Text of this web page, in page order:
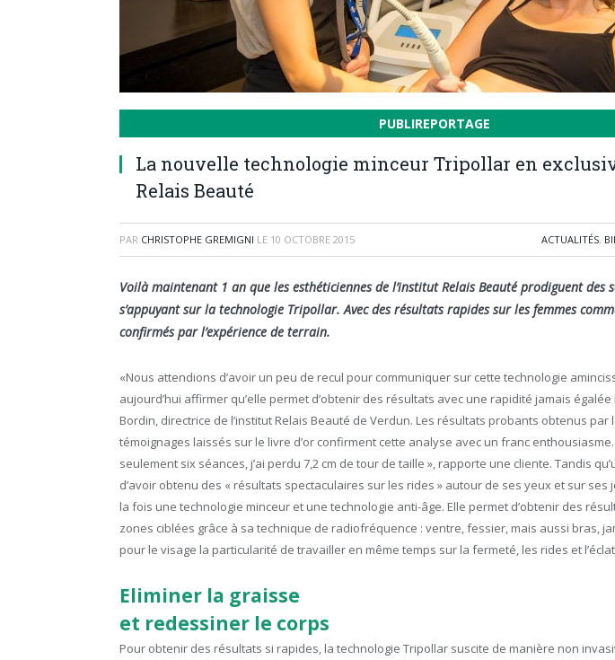
PUBLIREPORTAGE
La nouvelle technologie minceur Tripollar en
Relais Beauté
PAR CHRISTOPHE GREMIGNI LE 10 OCTOBRE 2015 ACTUALITÉS,
Voilà maintenant 1 an que les esthéticiennes de l’institut Relais Beauté prodiguent des
s’appuyant sur la technologie Tripollar. Avec des résultats rapides sur les femmes
confirmés par l’expérience de terrain.
«Nous attendions d’avoir un peu de recul pour communiquer sur cette technologie
aujourd’hui affirmer qu’elle permet d’obtenir des résultats avec une rapidité jamais
Bordin, directrice de l’institut Relais Beauté de Verdun. Les résultats probants obtenus par
témoignages laissés sur le livre d’or confirment cette analyse avec un franc enthousiasme.
seulement six séances, j’ai perdu 7,2 cm de tour de taille », rapporte une cliente. Tandis
d’avoir obtenu des « résultats spectaculaires sur les rides » autour de ses yeux et sur ses
la fois une technologie minceur et une technologie anti-âge. Elle permet d’obtenir des
zones ciblées grâce à sa technique de radiofréquence : ventre, fessier, mais aussi bras,
pour le visage la particularité de travailler en même temps sur la fermeté, les rides et
Eliminer la graisse
et redessiner le corps
Pour obtenir des résultats si rapides, la technologie Tripollar suscite de manière non